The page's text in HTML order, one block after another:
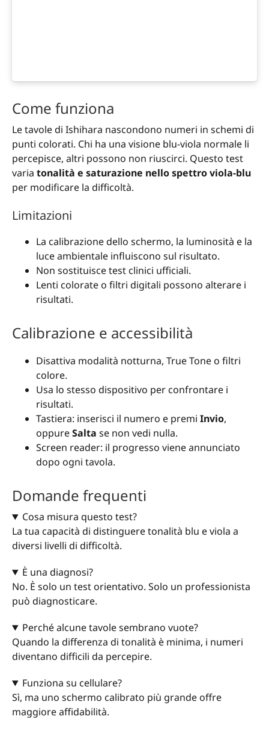
Come funziona
Le tavole di Ishihara nascondono numeri in schemi di
punti colorati. Chi ha una visione blu-viola normale li
percepisce, altri possono non riuscirci. Questo test
varia tonalità e saturazione nello spettro viola-blu
per modificare la difficoltà.
Limitazioni
La calibrazione dello schermo, la luminosità e la
luce ambientale influiscono sul risultato.
Non sostituisce test clinici ufficiali.
Lenti colorate o filtri digitali possono alterare i
risultati.
Calibrazione e accessibilità
Disattiva modalità notturna, True Tone o filtri
colore.
Usa lo stesso dispositivo per confrontare i
risultati.
Tastiera: inserisci il numero e premi Invio,
oppureSalta se non vedi nulla.
Screen reader: il progresso viene annunciato
dopo ogni tavola.
Domande frequenti
Cosa misura questo test?
La tua capacità di distinguere tonalità blu e viola a
diversi livelli di difficoltà.
È una diagnosi?
No. È solo un test orientativo. Solo un professionista
può diagnosticare.
Perché alcune tavole sembrano vuote?
Quando la differenza di tonalità è minima, i numeri
diventano difficili da percepire.
Funziona su cellulare?
Sì, ma uno schermo calibrato più grande offre
maggiore affidabilità.